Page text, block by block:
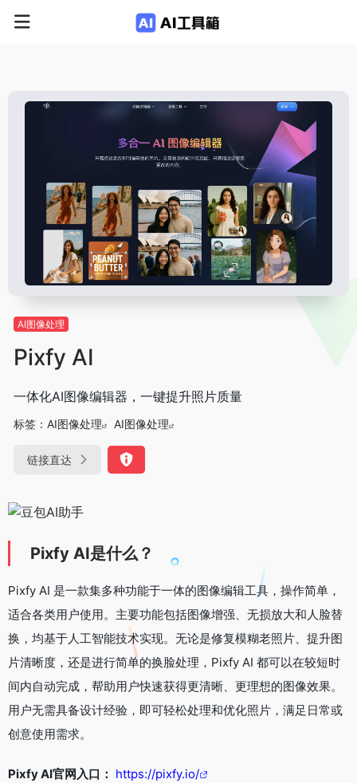
AI图像处理
Pixfy AI
一体化AI图像编辑器，一键提升照片质量
标签： AI图像处理 AI图像处理
链接直达
Pixfy AI是什么？
Pixfy AI 是一款集多种功能于一体的图像编辑工具，操作简单，
适合各类用户使用。主要功能包括图像增强、无损放大和人脸替
换，均基于人工智能技术实现。无论是修复模糊老照片、提升图
片清晰度，还是进行简单的换脸处理，Pixfy AI 都可以在较短时
间内自动完成，帮助用户快速获得更清晰、更理想的图像效果。
用户无需具备设计经验，即可轻松处理和优化照片，满足日常或
创意使用需求。
Pixfy AI官网入口： https://pixfy.io/